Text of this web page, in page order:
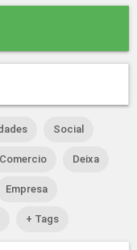
Social
Comercio Deixa
Empresa
+ Tags